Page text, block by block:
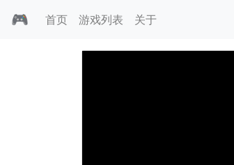
🎮 首页 游戏列表 关于